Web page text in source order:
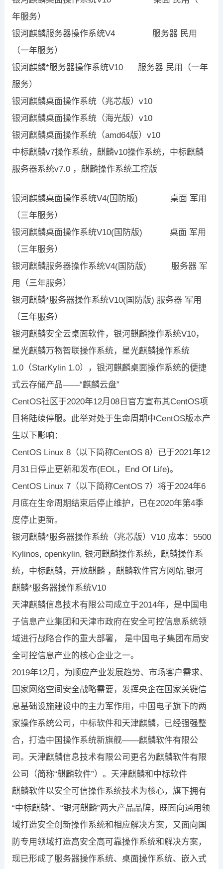
年服务）
银河麒麟服务器操作系统V4 服务器 民用
（一年服务）
银河麒麟*服务器操作系统V10 服务器 民用（一年
服务）
银河麒麟桌面操作系统（兆芯版）v10
银河麒麟桌面操作系统（海光版）v10
银河麒麟桌面操作系统（amd64版）v10
中标麒麟v7操作系统，麒麟v10操作系统，中标麒麟
服务器系统v7.0 ，麒麟操作系统工控版
银河麒麟桌面操作系统V4(国防版) 桌面 军用
（三年服务）
银河麒麟桌面操作系统V10(国防版) 桌面 军用
（三年服务）
银河麒麟服务器操作系统V4(国防版) 服务器 军
用（三年服务）
银河麒麟*服务器操作系统V10(国防版) 服务器 军用
（三年服务）
银河麒麟安全云桌面软件，银河麒麟操作系统V10，
星光麒麟万物智联操作系统，星光麒麟操作系统
1.0（StarKylin 1.0），银河麒麟桌面操作系统的便捷
式云存储产品——“麒麟云盘”
CentOS社区于2020年12月08日官方宣布其CentOS项
目将陆续停服。此举对处于生命周期中CentOS版本产
生以下影响：
CentOS Linux 8（以下简称CentOS 8）已于2021年12
月31日停止更新和发布(EOL，End Of Life)。
CentOS Linux 7（以下简称CentOS 7）将于2024年6
月底在生命周期结束后停止维护，已在2020年第4季
度停止更新。
银河麒麟*服务器操作系统（兆芯版）V10 成本：5500
Kylinos, openkylin, 银河麒麟操作系统，麒麟操作系
统，中标麒麟，开放麒麟 ，麒麟软件官方网站,银河
麒麟*服务器操作系统V10
天津麒麟信息技术有限公司成立于2014年，是中国电
子信息产业集团和天津市政府在安全可控信息系统领
域进行战略合作的重大部署， 是中国电子集团布局安
全可控信息产业的核心企业之一。
2019年12月，为顺应产业发展趋势、市场客户需求、
国家网络空间安全战略需要，发挥央企在国家关键信
息基础设施建设中的主力军作用，中国电子旗下的两
家操作系统公司，中标软件和天津麒麟，已经强强整
合，打造中国操作系统新旗舰——麒麟软件有限公
司。天津麒麟信息技术有限公司更名为麒麟软件有限
公司（简称“麒麟软件”）。天津麒麟和中标软件
麒麟软件以安全可信操作系统技术为核心，旗下拥有
“中标麒麟”、“银河麒麟”两大产品品牌，既面向通用领
域打造安全创新操作系统和相应解决方案，又面向国
防专用领域打造高安全高可靠操作系统和解决方案，
现已形成了服务器操作系统、桌面操作系统、嵌入式